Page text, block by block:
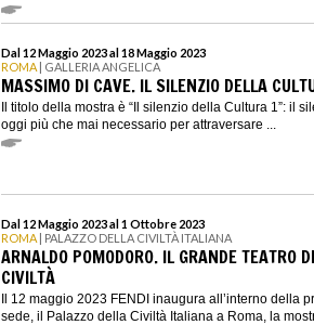
Dal 12 Maggio 2023 al 18 Maggio 2023
ROMA | GALLERIA ANGELICA
MASSIMO DI CAVE. IL SILENZIO DELLA
Il titolo della mostra è “Il silenzio della Cultura 1”: il
oggi più che mai necessario per attraversare ...
Dal 12 Maggio 2023 al 1 Ottobre 2023
ROMA | PALAZZO DELLA CIVILTÀ ITALIANA
ARNALDO POMODORO. IL GRANDE TEATRO
CIVILTÀ
Il 12 maggio 2023 FENDI inaugura all’interno della
sede, il Palazzo della Civiltà Italiana a Roma, la